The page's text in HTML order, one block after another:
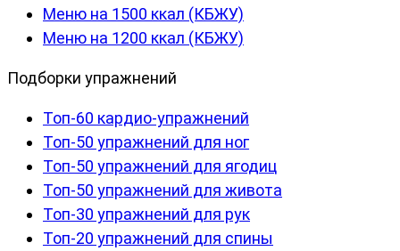
Меню на 1500 ккал (КБЖУ)
Меню на 1200 ккал (КБЖУ)
Подборки упражнений
Топ-60 кардио-упражнений
Топ-50 упражнений для ног
Топ-50 упражнений для ягодиц
Топ-50 упражнений для живота
Топ-30 упражнений для рук
Топ-20 упражнений для спины